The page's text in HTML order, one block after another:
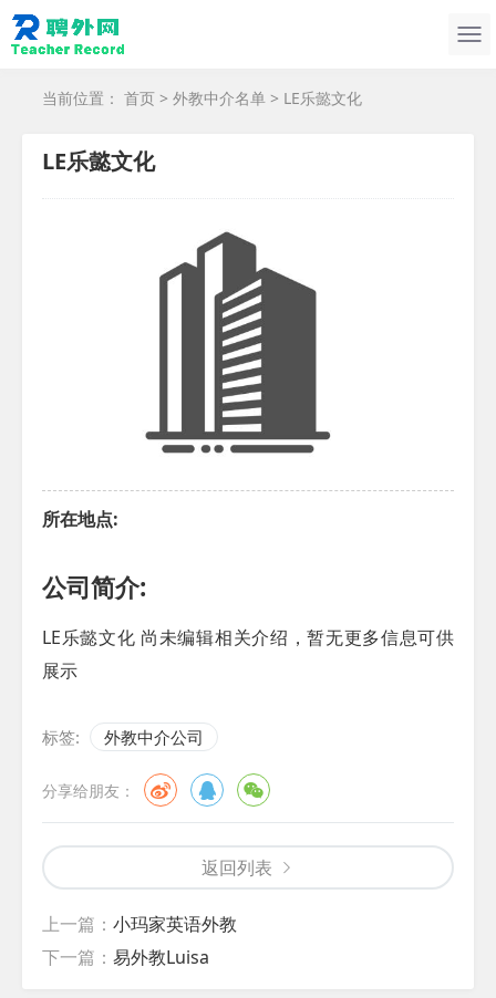
当前位置： 首页 > 外教中介名单 > LE乐懿文化
LE乐懿文化
所在地点:
公司简介:
LE乐懿文化 尚未编辑相关介绍，暂无更多信息可供
展示
标签: 外教中介公司
分享给朋友：
返回列表
上一篇： 小玛家英语外教
下一篇： 易外教Luisa